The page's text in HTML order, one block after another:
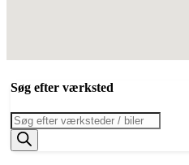
Søg efter værksted
Products
search